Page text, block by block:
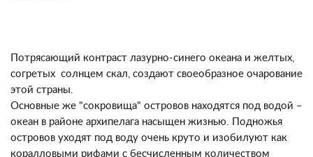
Потрясающий контраст лазурно-синего океана и желтых,
согретых солнцем скал, создают своеобразное очарование
этой страны.
Основные же "сокровища" островов находятся под водой –
океан в районе архипелага насыщен жизнью. Подножья
островов уходят под воду очень круто и изобилуют как
коралловыми рифами с бесчисленным количеством